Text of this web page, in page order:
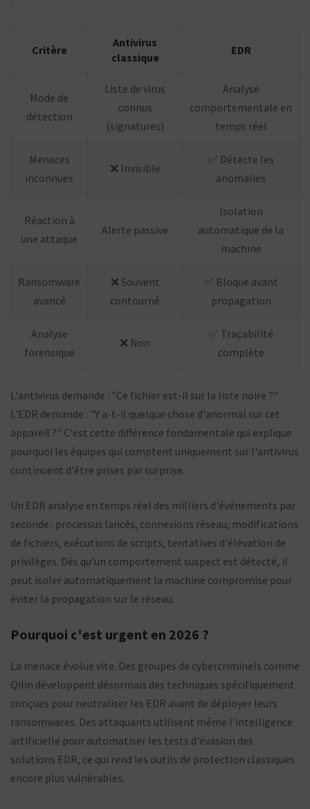
Critère
Antivirus
classique
EDR
Mode de
détection
Liste de virus
connus
(signatures)
Analyse
comportementale en
temps réel
Menaces
inconnues
❌ Invisible
✅ Détecte les
anomalies
Réaction à
une attaque
Alerte passive
Isolation
automatique de la
machine
Ransomware
avancé
❌ Souvent
contourné
✅ Bloque avant
propagation
Analyse
forensique
❌ Non
✅ Traçabilité
complète
L'antivirus demande : "Ce fichier est-il sur la liste noire ?"
L'EDR demande : "Y a-t-il quelque chose d'anormal sur cet
appareil ?" C'est cette différence fondamentale qui explique
pourquoi les équipes qui comptent uniquement sur l'antivirus
continuent d'être prises par surprise.
Un EDR analyse en temps réel des milliers d'événements par
seconde : processus lancés, connexions réseau, modifications
de fichiers, exécutions de scripts, tentatives d'élévation de
privilèges. Dès qu'un comportement suspect est détecté, il
peut isoler automatiquement la machine compromise pour
éviter la propagation sur le réseau.
Pourquoi c'est urgent en 2026 ?
La menace évolue vite. Des groupes de cybercriminels comme
Qilin développent désormais des techniques spécifiquement
conçues pour neutraliser les EDR avant de déployer leurs
ransomwares. Des attaquants utilisent même l'intelligence
artificielle pour automatiser les tests d'évasion des
solutions EDR, ce qui rend les outils de protection classiques
encore plus vulnérables.